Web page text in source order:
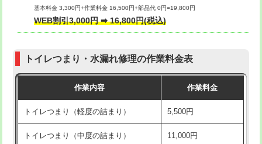
基本料金 3,300円+作業料金 16,500円+部品代 0円=19,800円
WEB割引3,000円 ➡ 16,800円(税込)
トイレつまり・水漏れ修理の作業料金表
作業内容 作業料金
トイレつまり（軽度の詰まり） 5,500円
トイレつまり（中度の詰まり） 11,000円